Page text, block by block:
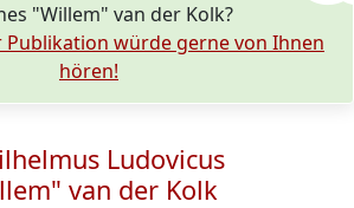
"Willem" van der Kolk?
Publikation würde gerne von Ihnen
hören!
Ludovicus
van der Kolk